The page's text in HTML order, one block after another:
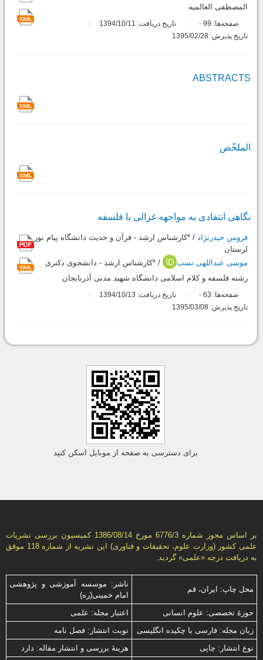
المصطفی العالمیه
صفحه‌ها: 99
-
تاریخ دریافت: 1394/10/11
تاریخ پذیرش: 1395/02/28
ABSTRACTS
الملخّص
نگاهى انتقادى به مواجهه غزالى با فلسفه
فرومن حیدرنژاد / *کارشناس ارشد - قرآن و حدیث دانشگاه پیام نور
لرستان
موسی عبداللهی نسب
/ *کارشناس ارشد - دانشجوی دکتری
رشته فلسفه و کلام اسلامی دانشگاه شهید مدنی آذربایجان
صفحه‌ها: 63
-
تاریخ دریافت: 1394/10/13
تاریخ پذیرش: 1395/03/08
برای دسترسی به صفحه از موبایل اسکن کنید
بر اساس مجوز شماره 6776/3 مورخ 1386/08/14 كمیسیون بررسى نشریات
علمى كشور (وزارت علوم، تحقیقات و فناورى) این نشریه از شماره 118 موفق
به دریافت درجه «علمى» گردید.
محل چاپ: ایران، قم
ناشر: موسسه آموزشی و پژوهشی
امام خمینی(ره)
حوزۀ تخصصی: علوم انسانی
اعتبار مجله: علمی
زبان مجله: فارسی با چكیده انگلیسی
نوبت انتشار: فصل نامه
نوع انتشار: چاپی
هزینۀ بررسی و انتشار مقاله: دارد